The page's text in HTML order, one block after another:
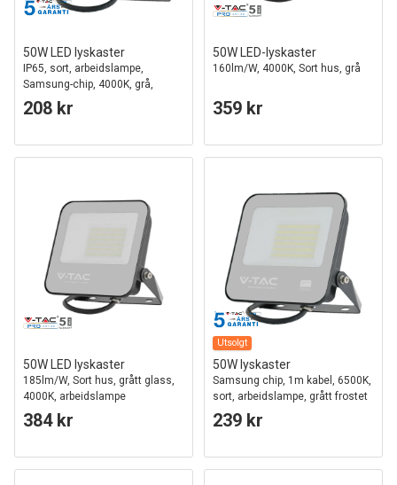
50W LED lyskaster
IP65, sort, arbeidslampe,
Samsung-chip, 4000K, grå,
mattet glass
208 kr
50W LED-lyskaster
160lm/W, 4000K, Sort hus, grå
359 kr
50W LED lyskaster
185lm/W, Sort hus, grått glass,
4000K, arbeidslampe
384 kr
Utsolgt
50W lyskaster
Samsung chip, 1m kabel, 6500K,
sort, arbeidslampe, grått frostet
glass
239 kr